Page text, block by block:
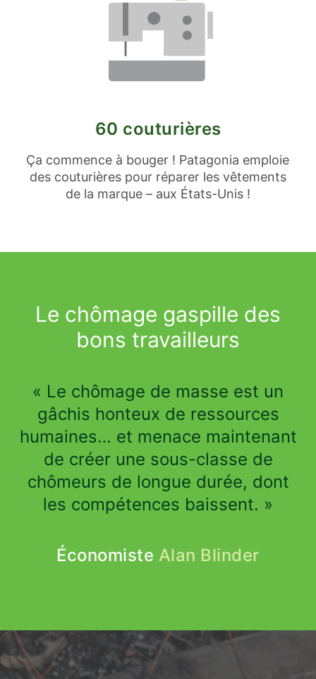
60 couturières
Ça commence à bouger ! Patagonia emploie
des couturières pour réparer les vêtements
de la marque – aux États-Unis !
Le chômage gaspille des
bons travailleurs
« Le chômage de masse est un
gâchis honteux de ressources
humaines… et menace maintenant
de créer une sous-classe de
chômeurs de longue durée, dont
les compétences baissent. »
Économiste Alan Blinder